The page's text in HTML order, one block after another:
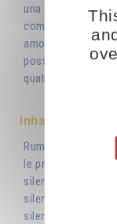
una perfetta
comparabile a
amore e che
possono
qualità della vita
Rumore e
le preoccupazioni
silenzio - Il
silenzio -
silenzio,